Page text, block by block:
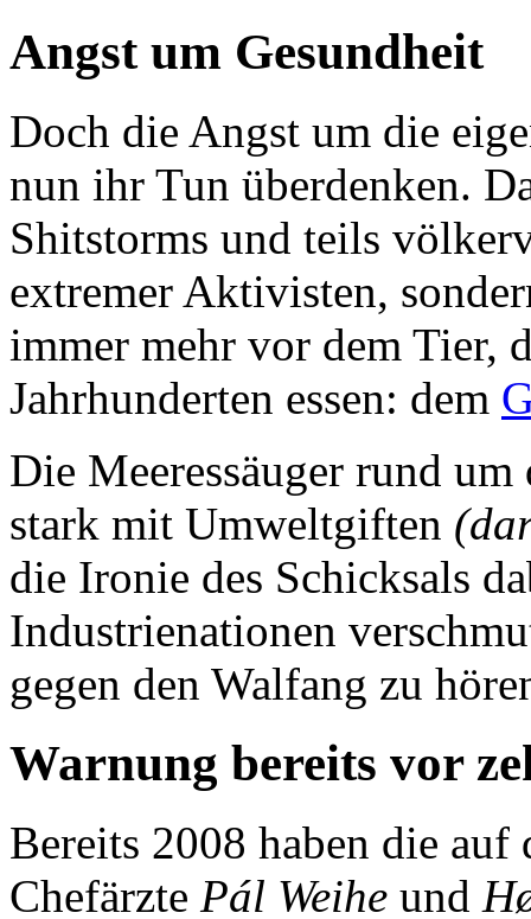
Angst um Gesundheit
Doch die Angst um die
nun ihr Tun überdenken.
Shitstorms und teils
extremer Aktivisten,
immer mehr vor dem Tier,
Jahrhunderten essen: dem
Die Meeressäuger rund
stark mit Umweltgiften
die Ironie des Schicksals
Industrienationen
gegen den Walfang zu
Warnung bereits vor
Bereits 2008 haben die auf
Chefärzte Pál Weihe und